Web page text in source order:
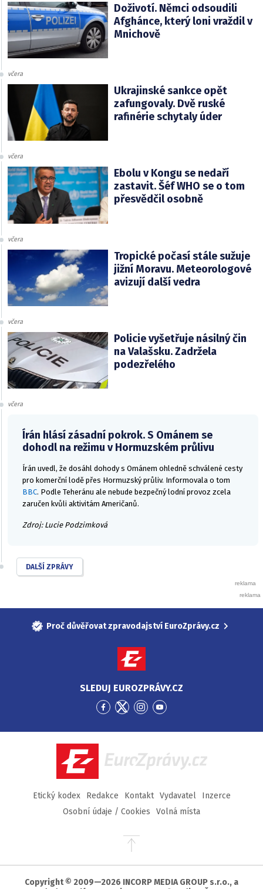
Doživotí. Němci odsoudili
Afghánce, který loni vraždil v
Mnichově
včera
Ukrajinské sankce opět
zafungovaly. Dvě ruské
rafinérie schytaly úder
včera
Ebolu v Kongu se nedaří
zastavit. Šéf WHO se o tom
přesvědčil osobně
včera
Tropické počasí stále sužuje
jižní Moravu. Meteorologové
avizují další vedra
včera
Policie vyšetřuje násilný čin
na Valašsku. Zadržela
podezřelého
včera
Írán hlásí zásadní pokrok. S Ománem se
dohodl na režimu v Hormuzském průlivu
Írán uvedl, že dosáhl dohody s Ománem ohledně schválené cesty
pro komerční lodě přes Hormuzský průliv. Informovala o tom
BBC. Podle Teheránu ale nebude bezpečný lodní provoz zcela
zaručen kvůli aktivitám Američanů.
Zdroj: Lucie Podzimková
DALŠÍ ZPRÁVY
Proč důvěřovat zpravodajství EuroZprávy.cz
SLEDUJ EUROZPRÁVY.CZ
Přejít
Facebook
Přejít
Twitter
Přejít
Instagram
Přejít
YouTube
EuroZprávy.cz
Etický kodex Redakce Kontakt Vydavatel
Inzerce
Osobní údaje / Cookies
Volná místa
Přejít
stránky
Copyright © 2009—2026 INCORP MEDIA GROUP s.r.o., a